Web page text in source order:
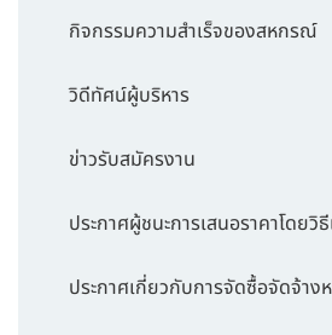
กิจกรรมความสำเร็จของสหกรณ์
วิดีทัศน์ผู้บริหาร
ข่าวรับสมัครงาน
ประกาศผู้ชนะการเสนอราคาโดยวิธี
ประกาศเกี่ยวกับการจัดซื้อจัดจ้าง